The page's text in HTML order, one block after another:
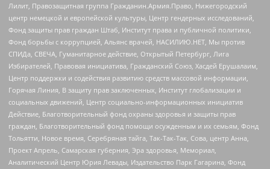
Лилит, Правозащитная группа Гражданин.Армия.Право, Нижегородский
центр немецкой и европейской культуры, Центр гендерных исследований,
Фонд защиты прав граждан Штаб, Институт права и публичной политики,
Фонд борьбы с коррупцией, Альянс врачей, НАСИЛИЮ.НЕТ, Мы против
СПИДа, СВЕЧА, Гуманитарное действие, Открытый Петербург, Лига
Избирателей, Правовая инициатива, Гражданский Союз, Хасдей Ерушалаим,
Центр поддержки и содействия развитию средств массовой информации,
Горячая Линия, В защиту прав заключенных, Институт глобализации и
социальных движений, Центр социально-информационных инициатив
Действие, Благотворительный фонд охраны здоровья и защиты прав
граждан, Благотворительный фонд помощи осужденным и их семьям, Фонд
Тольятти, Новое время, Серебряная тайга, Так-Так-Так, Сова, центр Анна,
Проект Апрель, Самарская губерния, Эра здоровья, Мемориал,
Аналитический Центр Юрия Левады, Издательство Парк Гагарина, Фонд